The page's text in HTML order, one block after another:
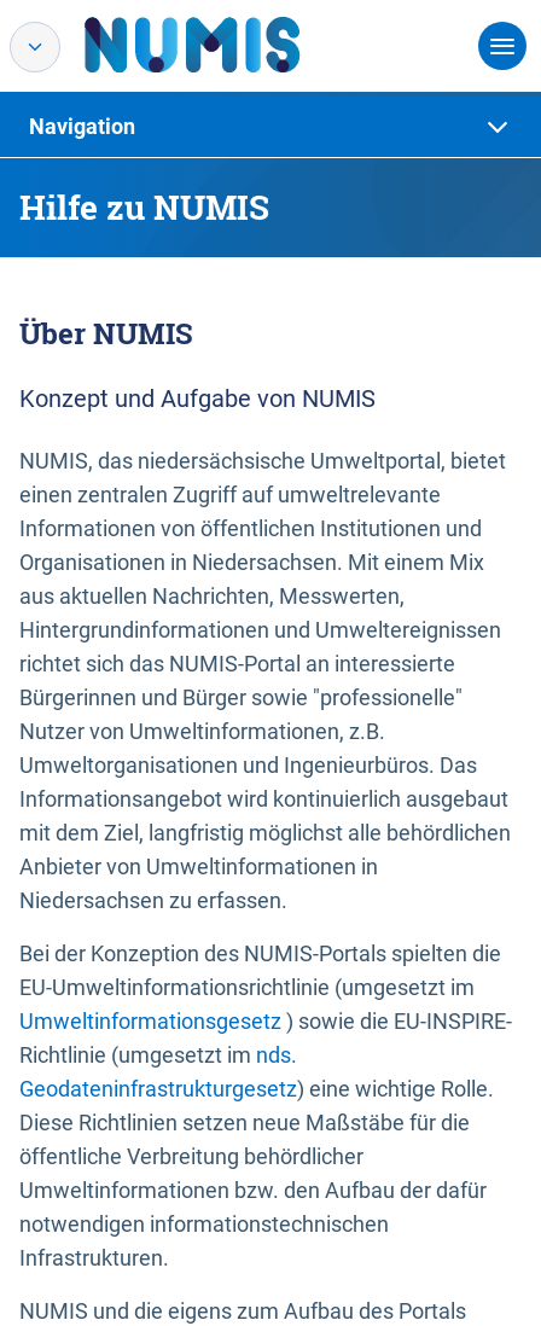
Hilfe zu NUMIS
Navigation
Über NUMIS
Konzept und Aufgabe von NUMIS
NUMIS, das niedersächsische Umweltportal, bietet
einen zentralen Zugriff auf umweltrelevante
Informationen von öffentlichen Institutionen und
Organisationen in Niedersachsen. Mit einem Mix
aus aktuellen Nachrichten, Messwerten,
Hintergrundinformationen und Umweltereignissen
richtet sich das NUMIS-Portal an interessierte
Bürgerinnen und Bürger sowie "professionelle"
Nutzer von Umweltinformationen, z.B.
Umweltorganisationen und Ingenieurbüros. Das
Informationsangebot wird kontinuierlich ausgebaut
mit dem Ziel, langfristig möglichst alle behördlichen
Anbieter von Umweltinformationen in
Niedersachsen zu erfassen.
Bei der Konzeption des NUMIS-Portals spielten die
EU-Umweltinformationsrichtlinie (umgesetzt im
Umweltinformationsgesetz) sowie die EU-INSPIRE-
Richtlinie (umgesetzt im nds.
Geodateninfrastrukturgesetz) eine wichtige Rolle.
Diese Richtlinien setzen neue Maßstäbe für die
öffentliche Verbreitung behördlicher
Umweltinformationen bzw. den Aufbau der dafür
notwendigen informationstechnischen
Infrastrukturen.
NUMIS und die eigens zum Aufbau des Portals